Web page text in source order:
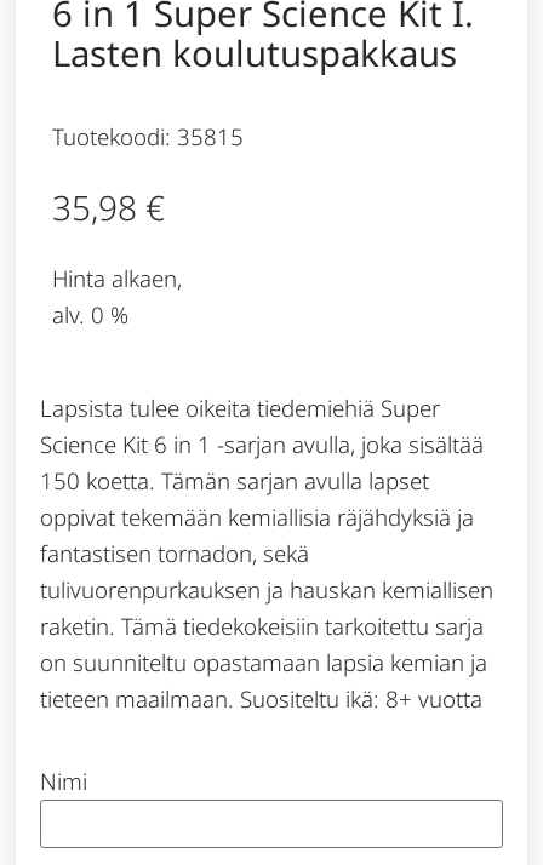
6 in 1 Super Science Kit I.
Lasten koulutuspakkaus
Tuotekoodi: 35815
35,98 €
Hinta alkaen,
alv. 0 %
Lapsista tulee oikeita tiedemiehiä Super
Science Kit 6 in 1 -sarjan avulla, joka sisältää
150 koetta. Tämän sarjan avulla lapset
oppivat tekemään kemiallisia räjähdyksiä ja
fantastisen tornadon, sekä
tulivuorenpurkauksen ja hauskan kemiallisen
raketin. Tämä tiedekokeisiin tarkoitettu sarja
on suunniteltu opastamaan lapsia kemian ja
tieteen maailmaan. Suositeltu ikä: 8+ vuotta
Nimi